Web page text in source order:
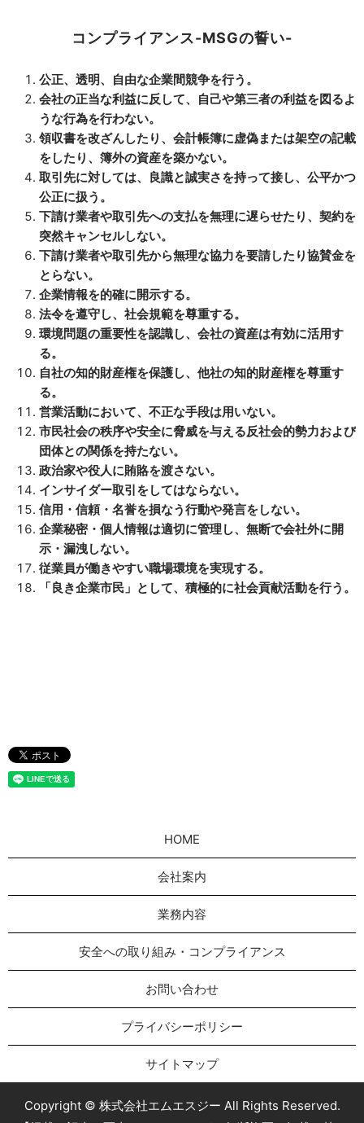
コンプライアンス-MSGの誓い-
公正、透明、自由な企業間競争を行う。
会社の正当な利益に反して、自己や第三者の利益を図るよ
うな行為を行わない。
領収書を改ざんしたり、会計帳簿に虚偽または架空の記載
をしたり、簿外の資産を築かない。
取引先に対しては、良識と誠実さを持って接し、公平かつ
公正に扱う。
下請け業者や取引先への支払を無理に遅らせたり、契約を
突然キャンセルしない。
下請け業者や取引先から無理な協力を要請したり協賛金を
とらない。
企業情報を的確に開示する。
法令を遵守し、社会規範を尊重する。
環境問題の重要性を認識し、会社の資産は有効に活用す
る。
自社の知的財産権を保護し、他社の知的財産権を尊重す
る。
営業活動において、不正な手段は用いない。
市民社会の秩序や安全に脅威を与える反社会的勢力および
団体との関係を持たない。
政治家や役人に賄賂を渡さない。
インサイダー取引をしてはならない。
信用・信頼・名誉を損なう行動や発言をしない。
企業秘密・個人情報は適切に管理し、無断で会社外に開
示・漏洩しない。
従業員が働きやすい職場環境を実現する。
「良き企業市民」として、積極的に社会貢献活動を行う。
HOME
会社案内
業務内容
安全への取り組み・コンプライアンス
お問い合わせ
プライバシーポリシー
サイトマップ
Copyright © 株式会社エムエスジー All Rights Reserved.